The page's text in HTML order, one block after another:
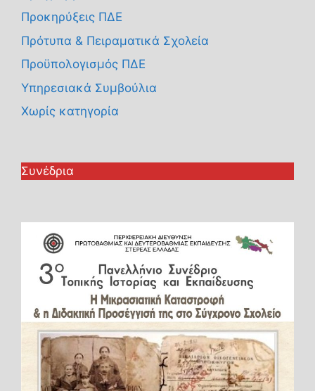
Προκηρύξεις ΠΔΕ
Πρότυπα & Πειραματικά Σχολεία
Προϋπολογισμός ΠΔΕ
Υπηρεσιακά Συμβούλια
Χωρίς κατηγορία
Συνέδρια